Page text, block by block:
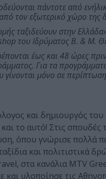
πάντοτε από
τον εξωτερικό χώρο της
ταξιδεύουν στην
του Ιδρύματος Β. & Μ.
έως και 48 ώρες
Για τα
γίνονται μόνο σε
και δημιουργός
το αυτό! Στις
όπου γνώρισε πολλά
και πολιτιστικά
στα κανάλια MTV
και υλοποίησε τις